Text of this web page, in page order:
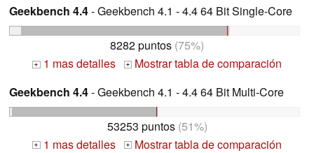
Geekbench 4.4- Geekbench 4.1 - 4.4 64 Bit Single-Core
8282 puntos (75%)
+ 1 mas detalles +
Mostrar tabla de comparación
Geekbench 4.4- Geekbench 4.1 - 4.4 64 Bit Multi-Core
53253 puntos(51%)
+ 1 mas detalles +
Mostrar tabla de comparación